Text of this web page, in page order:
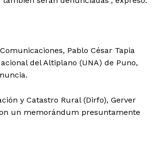
Diario los Andes
Pablo César Tapia
del Altiplano (UNA) de Puno,
y Catastro Rural (Dirfo), Gerver
un memorándum presuntamente